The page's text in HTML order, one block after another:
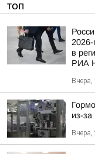
ТОП
в
РИА
Вчера,
из-за
Вчера,